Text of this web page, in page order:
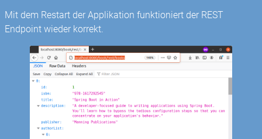
Mit dem Restart der Applikation funktioniert der REST
Endpoint wieder korrekt.